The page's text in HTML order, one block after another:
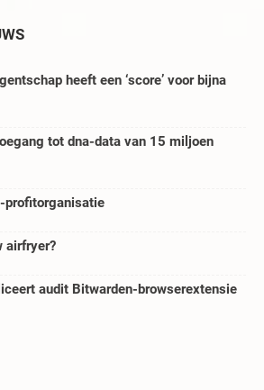
heeft een ‘score’ voor bijna
tot dna-data van 15 miljoen
profitorganisatie
airfryer?
audit Bitwarden-browserextensie